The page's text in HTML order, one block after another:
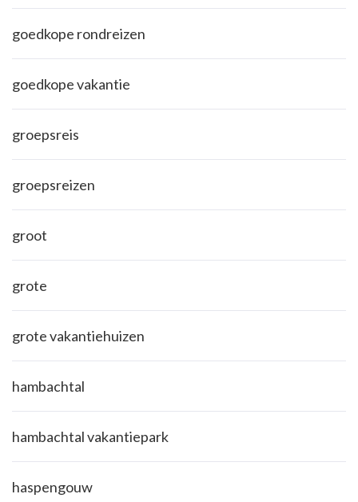
goedkope rondreizen
goedkope vakantie
groepsreis
groepsreizen
groot
grote
grote vakantiehuizen
hambachtal
hambachtal vakantiepark
haspengouw